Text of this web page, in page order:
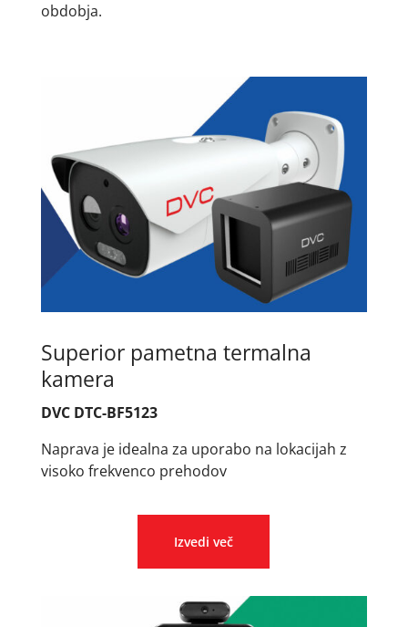
obdobja.
Superior pametna termalna
kamera
DVC DTC-BF5123
Naprava je idealna za uporabo na lokacijah z
visoko frekvenco prehodov
Izvedi več